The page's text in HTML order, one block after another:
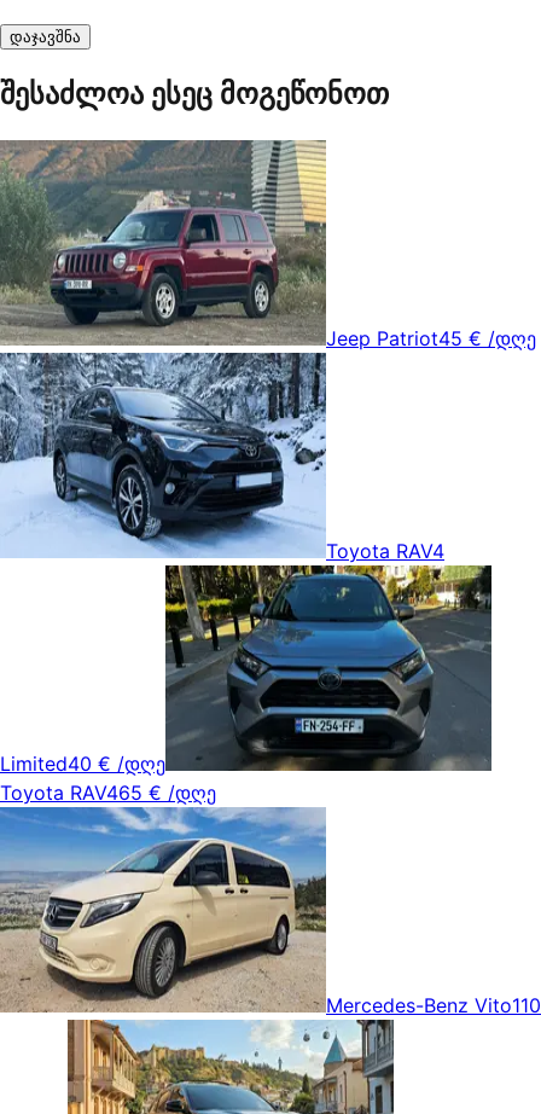
დაჯავშნა
შესაძლოა ესეც მოგეწონოთ
Jeep Patriot45 € /დღე
Toyota RAV4
Limited40 € /დღე
Toyota RAV465 € /დღე
Mercedes-Benz Vito110